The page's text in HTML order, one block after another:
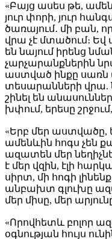
«Բայց ասես թե,
յուր փորի, յուր
ծառայում․ մի բան,
վրա չէ մտածում։
են նայում իրենց
չարչարանքներին
աստված ինքը սառն
տեսարանների վրա.
շինել են
խփում, երեսը
«Երբ մեր աստվածը,
ամենևին հոգս չեն
ազատեն մեր
է մեր վզին, էլի
սիրտ, մի հոգի
անբախտ գլուխը
մեր միսը, մեր
«Որովհետև բոլոր
օգնության հույս